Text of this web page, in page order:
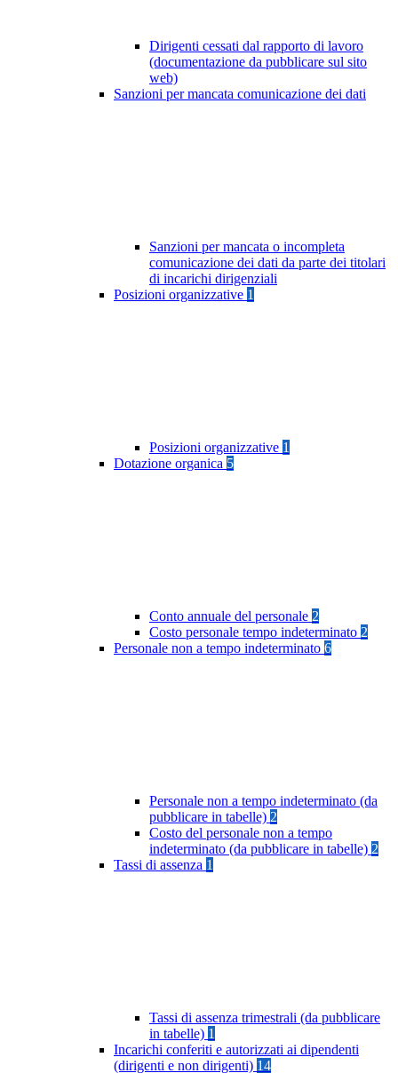
Dirigenti cessati dal rapporto di lavoro
(documentazione da pubblicare sul sito
web)
Sanzioni per mancata comunicazione dei dati
Sanzioni per mancata o incompleta
comunicazione dei dati da parte dei titolari
di incarichi dirigenziali
Posizioni organizzative 1
Posizioni organizzative 1
Dotazione organica 5
Conto annuale del personale 2
Costo personale tempo indeterminato 2
Personale non a tempo indeterminato 6
Personale non a tempo indeterminato (da
pubblicare in tabelle) 2
Costo del personale non a tempo
indeterminato (da pubblicare in tabelle) 2
Tassi di assenza 1
Tassi di assenza trimestrali (da pubblicare
in tabelle) 1
Incarichi conferiti e autorizzati ai dipendenti
(dirigenti e non dirigenti) 14